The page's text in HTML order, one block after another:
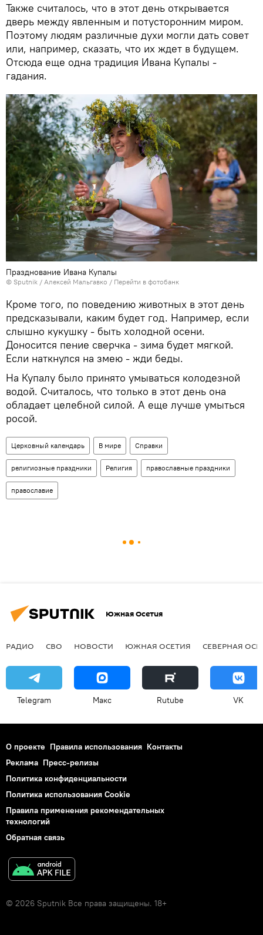
Также считалось, что в этот день открывается
дверь между явленным и потусторонним миром.
Поэтому людям различные духи могли дать совет
или, например, сказать, что их ждет в будущем.
Отсюда еще одна традиция Ивана Купалы -
гадания.
Празднование Ивана Купалы
© Sputnik / Алексей Мальгавко / Перейти в фотобанк
Кроме того, по поведению животных в этот день
предсказывали, каким будет год. Например, если
слышно кукушку - быть холодной осени.
Доносится пение сверчка - зима будет мягкой.
Если наткнулся на змею - жди беды.
На Купалу было принято умываться колодезной
водой. Считалось, что только в этот день она
обладает целебной силой. А еще лучше умыться
росой.
Церковный календарь В мире Справки
религиозные праздники Религия православные праздники
православие
Южная Осетия
РАДИО СВО НОВОСТИ ЮЖНАЯ ОСЕТИЯ СЕВЕРНАЯ
Telegram Макс Rutube VK
О проекте Правила использования Контакты
Реклама Пресс-релизы
Политика конфиденциальности
Политика использования Cookie
Правила применения рекомендательных
технологий
Обратная связь
© 2026 Sputnik Все права защищены. 18+